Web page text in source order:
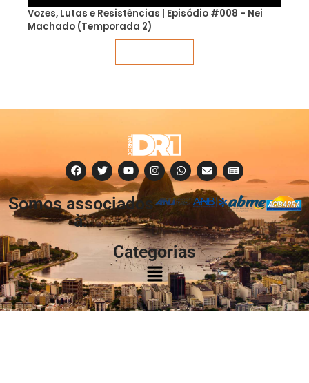
Vozes, Lutas e Resistências | Episódio #008 - Nei
Machado (Temporada 2)
Somos associados
à:
Categorias